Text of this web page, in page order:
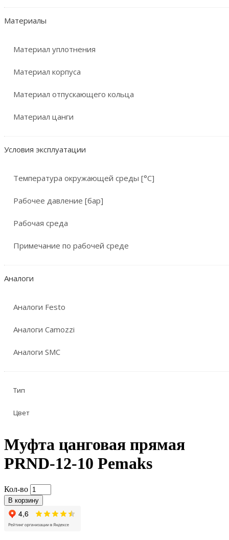
Материалы
Материал уплотнения
Материал корпуса
Материал отпускающего кольца
Материал цанги
Условия эксплуатации
Температура окружающей среды [°C]
Рабочее давление [бар]
Рабочая среда
Примечание по рабочей среде
Аналоги
Аналоги Festo
Аналоги Camozzi
Аналоги SMC
Тип
Цвет
Муфта цанговая прямая
PRND-12-10 Pemaks
Кол-во
В корзину